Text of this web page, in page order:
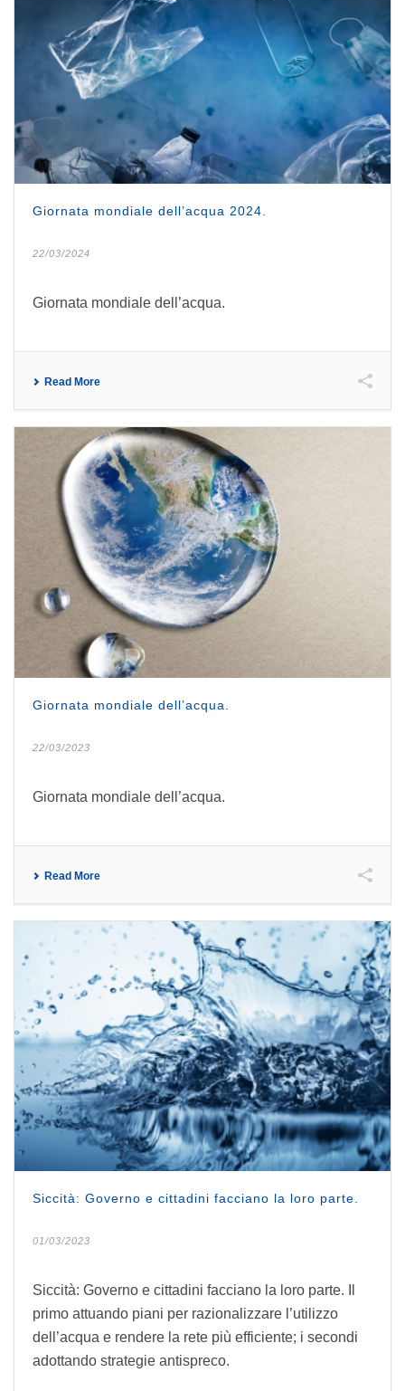
Giornata mondiale dell’acqua 2024.
22/03/2024
Giornata mondiale dell’acqua.
Read More
Giornata mondiale dell’acqua.
22/03/2023
Giornata mondiale dell’acqua.
Read More
Siccità: Governo e cittadini facciano la loro parte.
01/03/2023
Siccità: Governo e cittadini facciano la loro parte. Il
primo attuando piani per razionalizzare l’utilizzo
dell’acqua e rendere la rete più efficiente; i secondi
adottando strategie antispreco.